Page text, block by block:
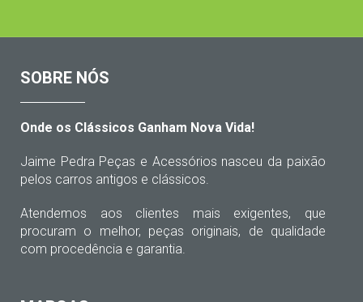
SOBRE NÓS
Onde os Clássicos Ganham Nova Vida!
Jaime Pedra Peças e Acessórios nasceu da paixão
pelos carros antigos e clássicos.
Atendemos aos clientes mais exigentes, que
procuram o melhor, peças originais, de qualidade
com procedência e garantia.